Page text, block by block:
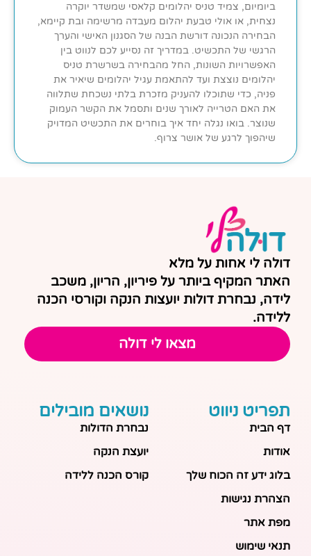
ביומיום, צמיד טניס יהלומים קלאסי שמשדר יוקרה
נצחית, או אולי טבעת יהלום מעבדה מרשימה ובת קיימא,
הבחירה הנכונה דורשת הבנה של הסגנון האישי והערך
הרגשי של התכשיט. במדריך זה נסייע לכם לנווט בין
האפשרויות השונות, החל מהבחירה בשרשרת טניס
יהלומים נוצצת ועד להתאמת עגיל יהלומים שיאיר את
פניה, כדי שתוכלו להעניק מזכרת בלתי נשכחת שתלווה
את האם הטרייה לאורך שנים ותסמל את הקשר העמוק
שנוצר. בואו נגלה יחד איך בוחרים את התכשיט המדויק
שיהפוך לרגע של אושר צרוף.
דולה לי אחות על מלא
האתר המקיף ביותר על פיריון, הריון, משכב
לידה, נבחרת דולות יועצות הנקה וקורסי הכנה
ללידה.
מצאו לי דולה
תפריט ניווט
דף הבית
אודות
בלוג ידע זה הכוח שלך
הצהרת נגישות
מפת אתר
תנאי שימוש
נושאים מובילים
נבחרת הדולות
יועצת הנקה
קורס הכנה ללידה